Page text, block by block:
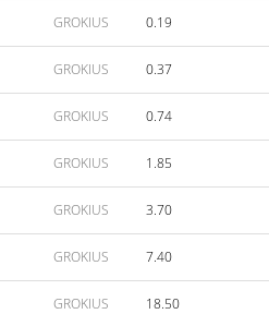
GROKIUS 0.19
GROKIUS 0.37
GROKIUS 0.74
GROKIUS 1.85
GROKIUS 3.70
GROKIUS 7.40
GROKIUS 18.50